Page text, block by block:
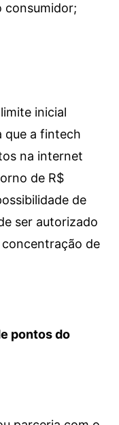
consumidor;
inicial
que a fintech
na internet
de R$
de
ser autorizado
de
pontos do